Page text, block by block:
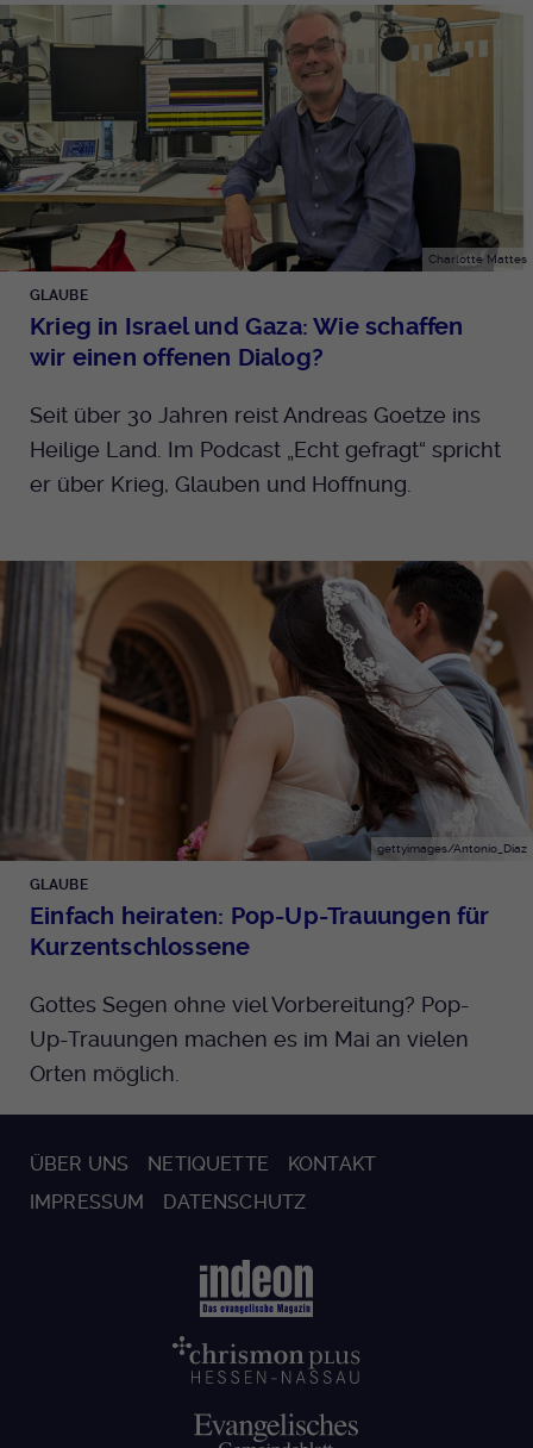
Charlotte Mattes
GLAUBE
Krieg in Israel und Gaza: Wie schaffen
wir einen offenen Dialog?
Seit über 30 Jahren reist Andreas Goetze ins
Heilige Land. Im Podcast „Echt gefragt“ spricht
er über Krieg, Glauben und Hoffnung.
gettyimages/Antonio_Diaz
GLAUBE
Einfach heiraten: Pop-Up-Trauungen für
Kurzentschlossene
Gottes Segen ohne viel Vorbereitung? Pop-
Up-Trauungen machen es im Mai an vielen
Orten möglich.
ÜBER UNS NETIQUETTE
KONTAKT
IMPRESSUM
DATENSCHUTZ